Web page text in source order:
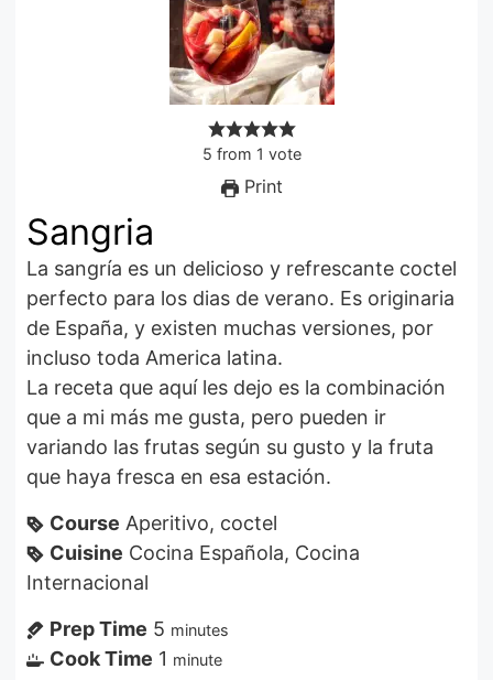
5 from 1 vote
Print
Sangria
La sangría es un delicioso y refrescante coctel
perfecto para los dias de verano. Es originaria
de España, y existen muchas versiones, por
incluso toda America latina.
La receta que aquí les dejo es la combinación
que a mi más me gusta, pero pueden ir
variando las frutas según su gusto y la fruta
que haya fresca en esa estación.
Course Aperitivo, coctel
Cuisine Cocina Española, Cocina
Internacional
Prep Time 5 minutes
Cook Time 1 minute